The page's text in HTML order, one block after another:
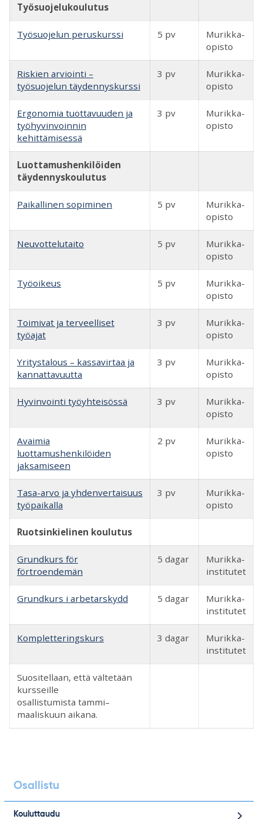
Osallistu
Kouluttaudu
Työsuojelukoulutus
Työsuojelun peruskurssi 5 pv
Murikka-
opisto
Riskien arviointi –
työsuojelun täydennyskurssi
3 pv
Murikka-
opisto
Ergonomia tuottavuuden ja
työhyvinvoinnin
kehittämisessä
3 pv
Murikka-
opisto
Luottamushenkilöiden
täydennyskoulutus
Paikallinen sopiminen 5 pv
Murikka-
opisto
Neuvottelutaito 5 pv
Murikka-
opisto
Työoikeus 5 pv
Murikka-
opisto
Toimivat ja terveelliset
työajat
3 pv
Murikka-
opisto
Yritystalous – kassavirtaa ja
kannattavuutta
3 pv
Murikka-
opisto
Hyvinvointi työyhteisössä 3 pv
Murikka-
opisto
Avaimia
luottamushenkilöiden
jaksamiseen
2 pv
Murikka-
opisto
Tasa-arvo ja yhdenvertaisuus
työpaikalla
3 pv
Murikka-
opisto
Ruotsinkielinen koulutus
Grundkurs för
förtroendemän
5 dagar
Murikka-
institutet
Grundkurs i arbetarskydd 5 dagar
Murikka-
institutet
Kompletteringskurs 3 dagar
Murikka-
institutet
Suositellaan, että vältetään
kursseille
osallistumista tammi–
maaliskuun aikana.